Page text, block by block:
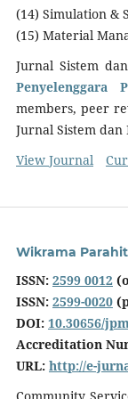
(14) Simulation &
(15) Material
Jurnal Sistem
members, peer
Jurnal Sistem
View Journal
Wikrama
ISSN: 2599 0012
ISSN: 2599-0020
DOI: 10.30656/
Accreditation
URL: http://e-